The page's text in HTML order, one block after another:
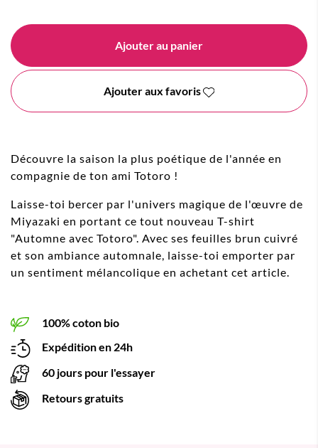
Ajouter au panier
Ajouter aux favoris
Découvre la saison la plus poétique de l'année en
compagnie de ton ami Totoro !
Laisse-toi bercer par l'univers magique de l'œuvre de
Miyazaki en portant ce tout nouveau T-shirt
"Automne avec Totoro". Avec ses feuilles brun cuivré
et son ambiance automnale, laisse-toi emporter par
un sentiment mélancolique en achetant cet article.
100% coton bio
Expédition en 24h
60 jours pour l'essayer
Retours gratuits